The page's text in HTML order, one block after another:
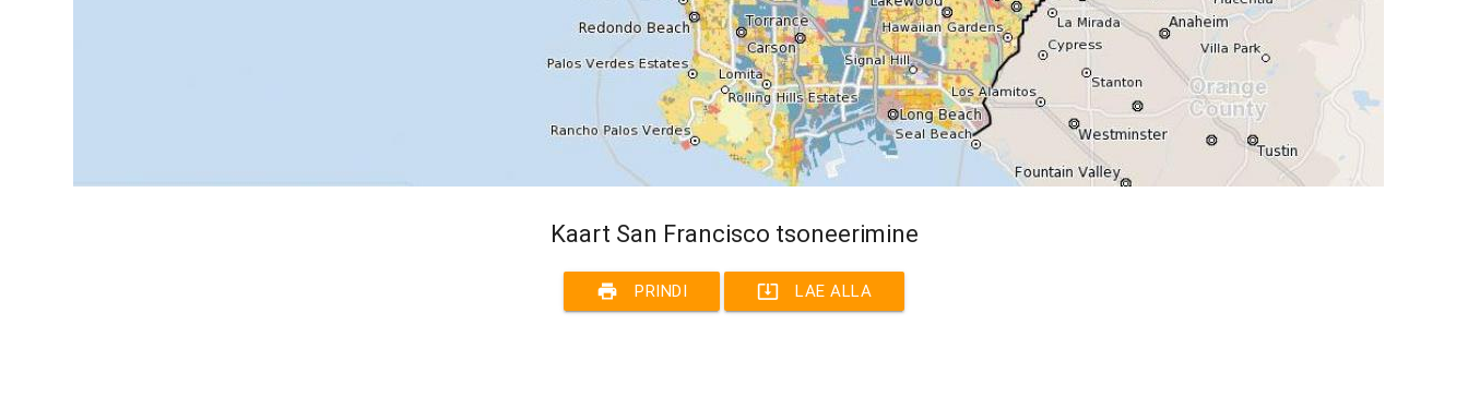
Kaart San Francisco tsoneerimine
print PRINDI system_update_alt LAE ALLA